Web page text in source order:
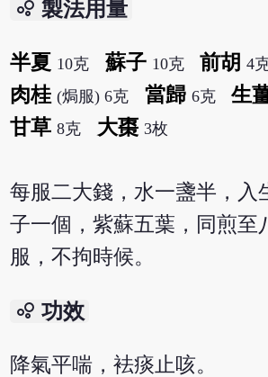
bubble_chart 製法用量
半夏 10克 蘇子 10克 前胡 4
肉桂 (焗服) 6克 當歸 6克 生
甘草 8克 大棗 3枚
每服二大錢，水一盞半，入
子一個，紫蘇五葉，同煎至
服，不拘時候。
bubble_chart 功效
降氣平喘，袪痰止咳。